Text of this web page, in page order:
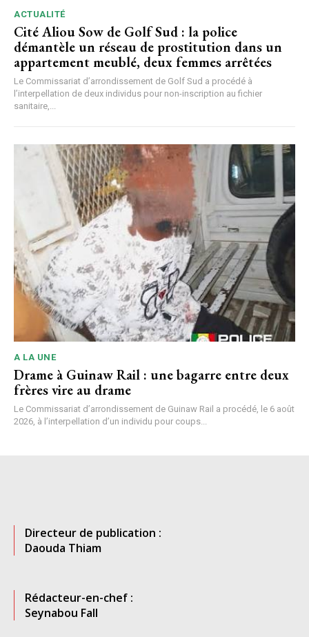
ACTUALITÉ
Cité Aliou Sow de Golf Sud : la police
démantèle un réseau de prostitution dans un
appartement meublé, deux femmes arrêtées
Le Commissariat d’arrondissement de Golf Sud a procédé à
l’interpellation de deux individus pour non-inscription au fichier
sanitaire,...
A LA UNE
Drame à Guinaw Rail : une bagarre entre deux
frères vire au drame
Le Commissariat d’arrondissement de Guinaw Rail a procédé, le 6 août
2026, à l’interpellation d’un individu pour coups...
Directeur de publication :
Daouda Thiam
Rédacteur-en-chef :
Seynabou Fall